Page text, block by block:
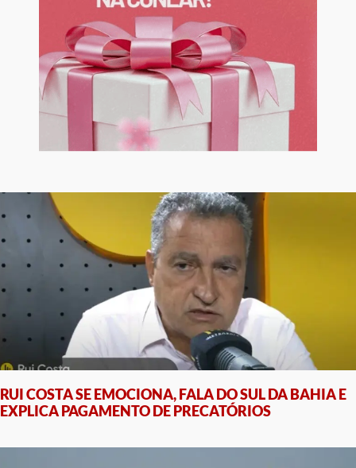
RUI COSTA SE EMOCIONA, FALA DO SUL DA BAHIA E
EXPLICA PAGAMENTO DE PRECATÓRIOS